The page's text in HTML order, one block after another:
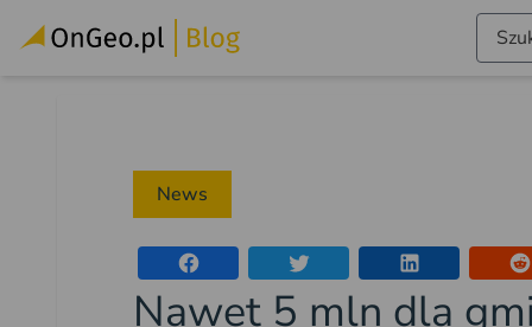
News
Nawet 5 mln dla